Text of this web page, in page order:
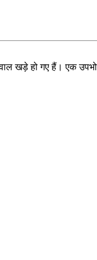
खड़े हो गए हैं। एक